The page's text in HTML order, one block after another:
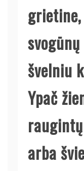
švelniu
Ypač
arba